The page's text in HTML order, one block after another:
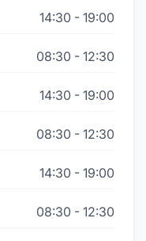
14:30 - 19:00
08:30 - 12:30
14:30 - 19:00
08:30 - 12:30
14:30 - 19:00
08:30 - 12:30